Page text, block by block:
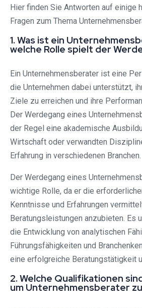
Hier finden Sie Antworten auf einige
Fragen zum Thema
1. Was ist ein
welche Rolle spielt der
Ein Unternehmensberater ist eine
die Unternehmen dabei unterstützt,
Ziele zu erreichen und ihre
Der Werdegang eines
der Regel eine akademische
Wirtschaft oder verwandten
Erfahrung in verschiedenen Branchen.
Der Werdegang eines
wichtige Rolle, da er die
Kenntnisse und Erfahrungen
Beratungsleistungen anzubieten. Es
die Entwicklung von analytischen
Führungsfähigkeiten und
eine erfolgreiche Beratungstätigkeit
2. Welche Qualifikationen
um Unternehmensberater